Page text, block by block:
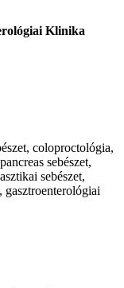
Klinika
coloproctológia,
sebészet,
sebészet,